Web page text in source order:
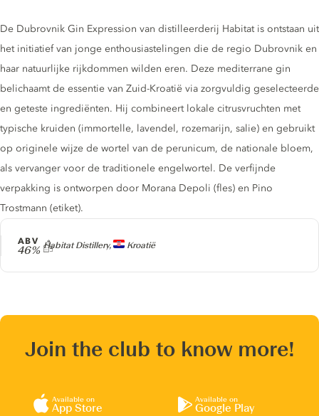
Producer
Habitat Distillery, Kroatië
ABV
46%
Gin description
De Dubrovnik Gin Expression van distilleerderij Habitat is ontstaan uit
het initiatief van jonge enthousiastelingen die de regio Dubrovnik en
haar natuurlijke rijkdommen wilden eren. Deze mediterrane gin
belichaamt de essentie van Zuid-Kroatië via zorgvuldig geselecteerde
en geteste ingrediënten. Hij combineert lokale citrusvruchten met
typische kruiden (immortelle, lavendel, rozemarijn, salie) en gebruikt
op originele wijze de wortel van de perunicum, de nationale bloem,
als vervanger voor de traditionele engelwortel. De verfijnde
verpakking is ontworpen door Morana Depoli (fles) en Pino
Trostmann (etiket).
Join the club to know more!
Available on
App Store
Available on
Google Play